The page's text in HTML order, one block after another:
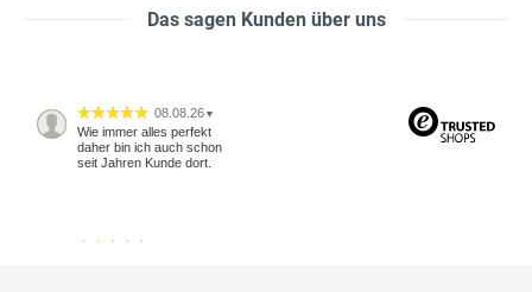
Das sagen Kunden über uns
08.08.26 ▼
Wie immer alles perfekt
daher bin ich auch schon
seit Jahren Kunde dort.